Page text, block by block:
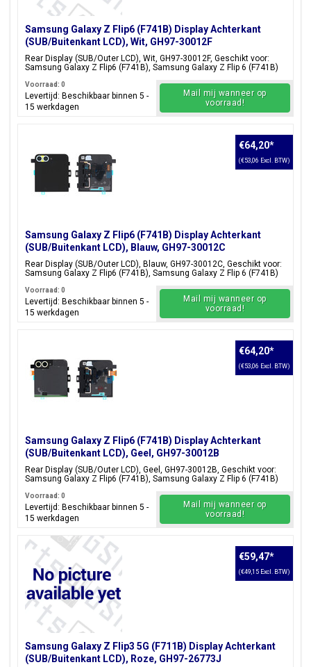
Samsung Galaxy Z Flip6 (F741B) Display Achterkant
(SUB/Buitenkant LCD), Wit, GH97-30012F
Rear Display (SUB/Outer LCD), Wit, GH97-30012F, Geschikt voor:
Samsung Galaxy Z Flip6 (F741B), Samsung Galaxy Z Flip 6 (F741B)
Voorraad: 0
Levertijd: Beschikbaar binnen 5 -
15 werkdagen
Mail mij wanneer op
voorraad!
Samsung Galaxy Z Flip6 (F741B) Display Achterkant
(SUB/Buitenkant LCD), Blauw, GH97-30012C
Rear Display (SUB/Outer LCD), Blauw, GH97-30012C, Geschikt voor:
Samsung Galaxy Z Flip6 (F741B), Samsung Galaxy Z Flip 6 (F741B)
€64,20*
(€53,06 Excl. BTW)
Voorraad: 0
Levertijd: Beschikbaar binnen 5 -
15 werkdagen
Mail mij wanneer op
voorraad!
Samsung Galaxy Z Flip6 (F741B) Display Achterkant
(SUB/Buitenkant LCD), Geel, GH97-30012B
Rear Display (SUB/Outer LCD), Geel, GH97-30012B, Geschikt voor:
Samsung Galaxy Z Flip6 (F741B), Samsung Galaxy Z Flip 6 (F741B)
€64,20*
(€53,06 Excl. BTW)
Voorraad: 0
Levertijd: Beschikbaar binnen 5 -
15 werkdagen
Mail mij wanneer op
voorraad!
Samsung Galaxy Z Flip3 5G (F711B) Display Achterkant
(SUB/Buitenkant LCD), Roze, GH97-26773J
€59,47*
(€49,15 Excl. BTW)